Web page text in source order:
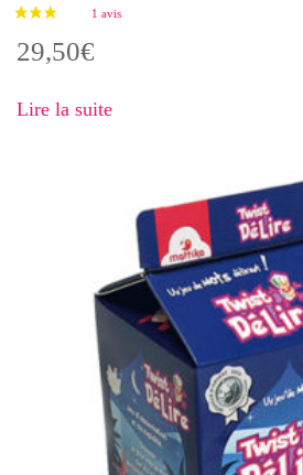
29,50€
Lire la suite